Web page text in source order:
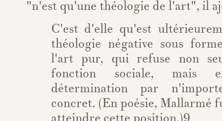
"n'est qu'une théologie de l'art", il
C'est d'elle qu'est
théologie négative sous
l'art pur, qui refuse non
fonction sociale, mais
détermination par
concret. (En poésie, Mallarmé